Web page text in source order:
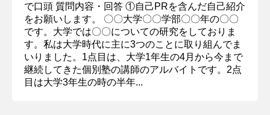
で口頭 質問内容・回答 ①自己PRを含んだ自己紹介
をお願いします。 〇〇大学〇〇学部〇〇年の〇〇
です。大学では〇〇についての研究をしておりま
す。私は大学時代に主に3つのことに取り組んでま
いりました。1点目は、大学1年生の4月から今まで
継続してきた個別塾の講師のアルバイトです。2点
目は大学3年生の時の半年...